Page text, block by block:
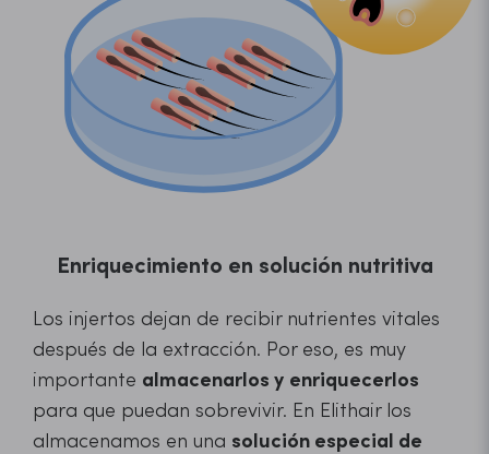
Enriquecimiento en solución nutritiva
Los injertos dejan de recibir nutrientes vitales
después de la extracción. Por eso, es muy
importante almacenarlos y enriquecerlos
para que puedan sobrevivir. En Elithair los
almacenamos en una solución especial de